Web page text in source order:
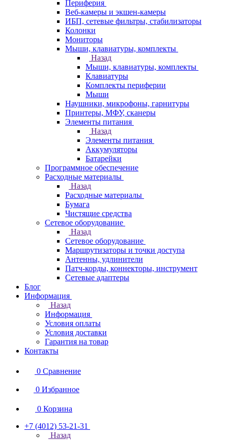
Периферия
Веб-камеры и экшен-камеры
ИБП, сетевые фильтры, стабилизаторы
Колонки
Мониторы
Мыши, клавиатуры, комплекты
Назад
Мыши, клавиатуры, комплекты
Клавиатуры
Комплекты периферии
Мыши
Наушники, микрофоны, гарнитуры
Принтеры, МФУ, сканеры
Элементы питания
Назад
Элементы питания
Аккумуляторы
Батарейки
Программное обеспечение
Расходные материалы
Назад
Расходные материалы
Бумага
Чистящие средства
Сетевое оборудование
Назад
Сетевое оборудование
Маршрутизаторы и точки доступа
Антенны, удлинители
Патч-корды, коннекторы, инструмент
Сетевые адаптеры
Блог
Информация
Назад
Информация
Условия оплаты
Условия доставки
Гарантия на товар
Контакты
0 Сравнение
0 Избранное
0 Корзина
+7 (4012) 53-21-31
Назад